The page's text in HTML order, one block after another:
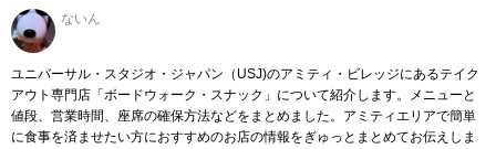
ないん
ユニバーサル・スタジオ・ジャパン（USJ)のアミティ・ビレッジにあるテイク
アウト専門店「ボードウォーク・スナック」について紹介します。メニューと
値段、営業時間、座席の確保方法などをまとめました。アミティエリアで簡単
に食事を済ませたい方におすすめのお店の情報をぎゅっとまとめてお伝えしま